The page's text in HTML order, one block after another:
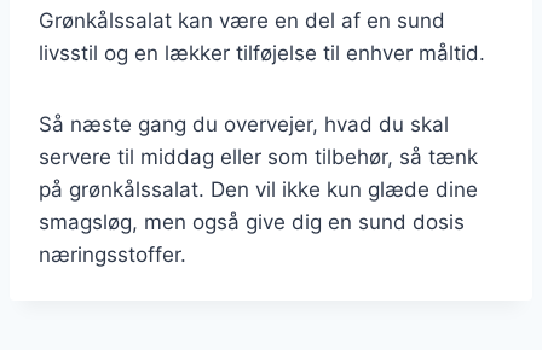
Grønkålssalat kan være en del af en sund
livsstil og en lækker tilføjelse til enhver måltid.
Så næste gang du overvejer, hvad du skal
servere til middag eller som tilbehør, så tænk
på grønkålssalat. Den vil ikke kun glæde dine
smagsløg, men også give dig en sund dosis
næringsstoffer.